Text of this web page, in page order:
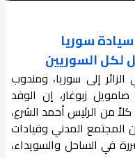
سوريا
لكل السوريين
إلى سوريا، ومندوب
زبوغار، إن الوفد
من الرئيس أحمد الشرع،
المجتمع المدني وقيادات
في الساحل والسويداء،